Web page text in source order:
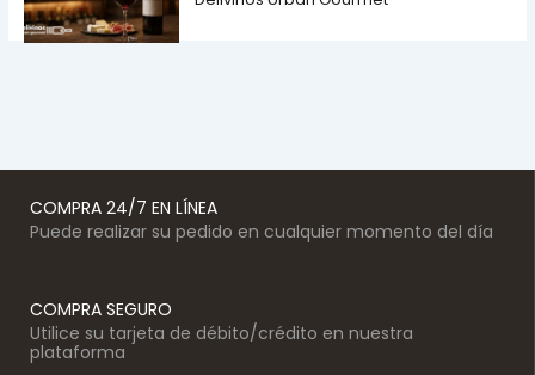
COMPRA 24/7 EN LÍNEA
Puede realizar su pedido en cualquier momento del día
COMPRA SEGURO
Utilice su tarjeta de débito/crédito en nuestra
plataforma